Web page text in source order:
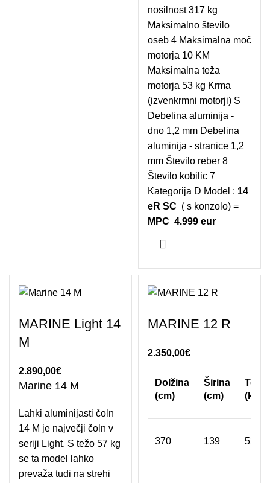
nosilnost 317 kg
Maksimalno število
oseb 4 Maksimalna moč
motorja 10 KM
Maksimalna teža
motorja 53 kg Krma
(izvenkrmni motorji) S
Debelina aluminija -
dno 1,2 mm Debelina
aluminija - stranice 1,2
mm Število reber 8
Število kobilic 7
Kategorija D Model : 14
eR SC ( s konzolo) =
MPC 4.999 eur
MARINE Light 14
M
2.890,00€
Marine 14 M
Lahki aluminijasti čoln
14 M je največji čoln v
seriji Light. S težo 57 kg
se ta model lahko
prevaža tudi na strehi
MARINE 12 R
2.350,00€
Dolžina
(cm)
Širina
(cm)
Teža
(kg)
370 139 52